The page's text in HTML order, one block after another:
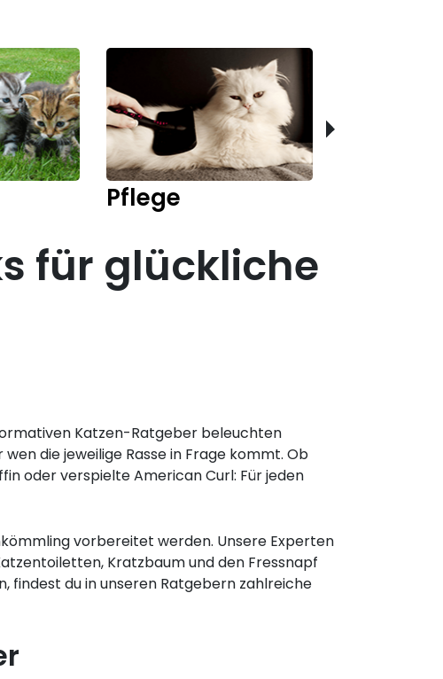
Pflege
für glückliche
Katzen-Ratgeber beleuchten
die jeweilige Rasse in Frage kommt. Ob
oder verspielte American Curl: Für jeden
vorbereitet werden. Unsere Experten
Kratzbaum und den Fressnapf
findest du in unseren Ratgebern zahlreiche